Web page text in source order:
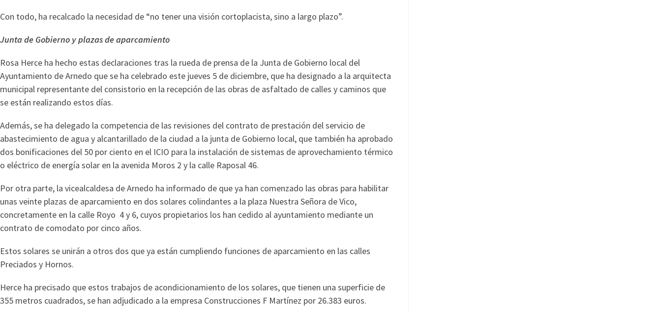
Con todo, ha recalcado la necesidad de “no tener una visión cortoplacista, sino a largo plazo”.
Junta de Gobierno y plazas de aparcamiento
Rosa Herce ha hecho estas declaraciones tras la rueda de prensa de la Junta de Gobierno local del
Ayuntamiento de Arnedo que se ha celebrado este jueves 5 de diciembre, que ha designado a la arquitecta
municipal representante del consistorio en la recepción de las obras de asfaltado de calles y caminos que
se están realizando estos días.
Además, se ha delegado la competencia de las revisiones del contrato de prestación del servicio de
abastecimiento de agua y alcantarillado de la ciudad a la junta de Gobierno local, que también ha aprobado
dos bonificaciones del 50 por ciento en el ICIO para la instalación de sistemas de aprovechamiento térmico
o eléctrico de energía solar en la avenida Moros 2 y la calle Raposal 46.
Por otra parte, la vicealcaldesa de Arnedo ha informado de que ya han comenzado las obras para habilitar
unas veinte plazas de aparcamiento en dos solares colindantes a la plaza Nuestra Señora de Vico,
concretamente en la calle Royo 4 y 6, cuyos propietarios los han cedido al ayuntamiento mediante un
contrato de comodato por cinco años.
Estos solares se unirán a otros dos que ya están cumpliendo funciones de aparcamiento en las calles
Preciados y Hornos.
Herce ha precisado que estos trabajos de acondicionamiento de los solares, que tienen una superficie de
355 metros cuadrados, se han adjudicado a la empresa Construcciones F Martínez por 26.383 euros.